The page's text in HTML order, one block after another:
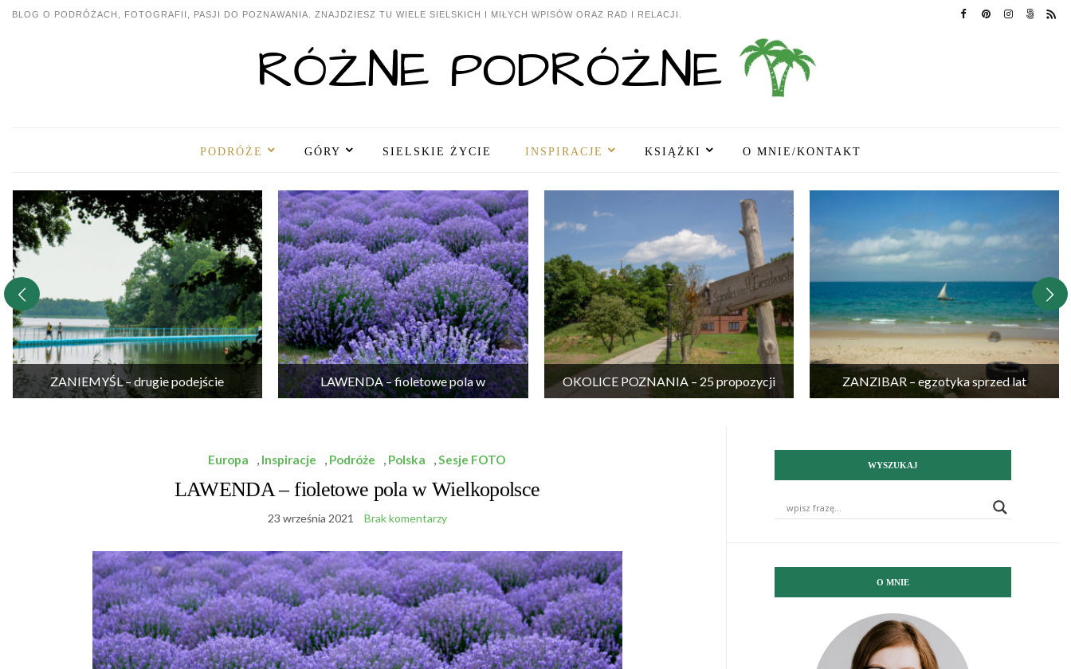
BLOG O PODRÓŻACH, FOTOGRAFII, PASJI DO POZNAWANIA. ZNAJDZIESZ TU WIELE SIELSKICH I MIŁYCH WPISÓW ORAZ RAD I RELACJI.
PODRÓŻE GÓRY SIELSKIE ŻYCIE INSPIRACJE KSIĄŻKI O MNIE/KONTAKT
ZANIEMYŚL – drugie podejście
LAWENDA – fioletowe pola w
OKOLICE POZNANIA – 25 propozycji
ZANZIBAR – egzotyka sprzed lat
Europa , Inspiracje , Podróże , Polska ,Sesje FOTO
LAWENDA – fioletowe pola w Wielkopolsce
23 września 2021 Brak komentarzy
WYSZUKAJ
O MNIE